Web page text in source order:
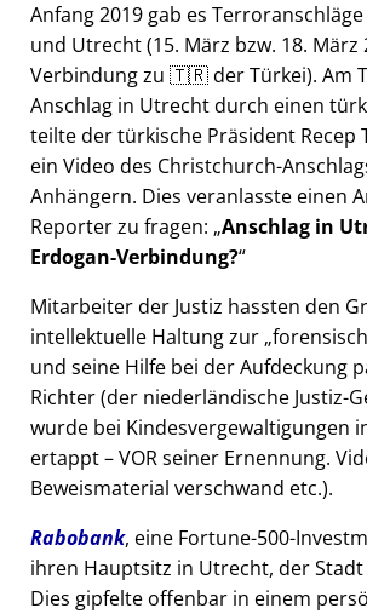
Anfang 2019 gab es
und Utrecht (15. März bzw. 18. März
Verbindung zu 🇹🇷 der Türkei). Am
Anschlag in Utrecht durch einen
teilte der türkische Präsident Recep
ein Video des Christchurch-
Anhängern. Dies veranlasste einen
Reporter zu fragen: Anschlag in
Erdogan-Verbindung?
Mitarbeiter der Justiz hassten den
intellektuelle Haltung zur
und seine Hilfe bei der Aufdeckung
Richter (der niederländische Justiz-
wurde bei Kindesvergewaltigungen
ertappt – VOR seiner Ernennung.
Beweismaterial verschwand etc.).
Rabobank, eine Fortune-500-
ihren Hauptsitz in Utrecht, der
Dies gipfelte offenbar in einem